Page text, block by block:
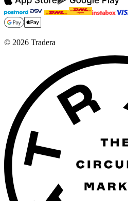
© 2026 Tradera